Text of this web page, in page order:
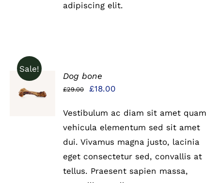
adipiscing elit.
Sale!
IN DEN
WARENKORB
Dog bone
£29.00
Ursprünglicher
war:
£29.00
£18.00
ist:
£18.00.
Vestibulum ac diam sit amet quam
vehicula elementum sed sit amet
dui. Vivamus magna justo, lacinia
eget consectetur sed, convallis at
tellus. Praesent sapien massa,